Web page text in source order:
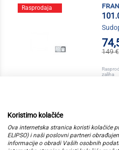
Rasprodaja
149 €
zaliha
kategorije
Koristimo kolačiće
Ova internetska stranica koristi kolačiće
ELIPSO) i naši poslovni partneri
informacije o obradi Vaših osobnih